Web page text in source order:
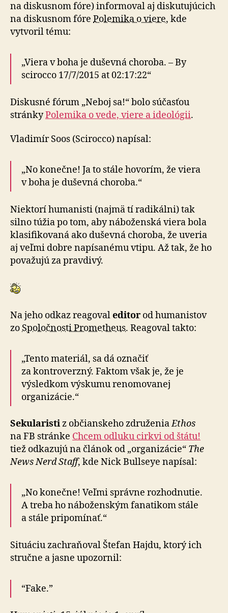
na diskusnom fóre) informoval aj disku­tujúcich
na diskusnom fóre Polemika o viere, kde
vytvoril tému:
„Viera v boha je duševná choroba. – By
scirocco 17/7/2015 at 02:17:22“
Diskusné fórum „Neboj sa!“ bolo súčasťou
stránkyPolemika o vede, viere a ideológii.
Vladimír Soos (Scirocco) napísal:
„No konečne! Ja to stále hovorím, že viera
v boha je duševná choroba.“
Niektorí humanisti (najmä tí radikálni) tak
silno túžia po tom, aby náboženská viera bola
klasifikovaná ako duševná choroba, že uveria
aj veľmi dobre napísanému vtipu. Až tak, že ho
považujú za pravdivý.
Na jeho odkaz reagovaleditor od humanistov
zo Spoločnosti Prometheus. Reagoval takto:
„Tento materiál, sa dá označiť
za kontroverzný. Faktom však je, že je
výsledkom výskumu renomovanej
organizácie.“
Sekularistiz občianskeho združeniaEthos
na FB stránke Chcem odluku cirkvi od štátu!
tiež odkazujú na článok od „organizácie“ The
News Nerd Staff, kde Nick Bullseye napísal:
„No konečne! Veľmi správne rozhodnutie.
A treba ho náboženským fanatikom stále
a stále pripomínať.“
Situáciu zachraňoval Štefan Hajdu, ktorý ich
stručne a jasne upozornil:
“Fake.”